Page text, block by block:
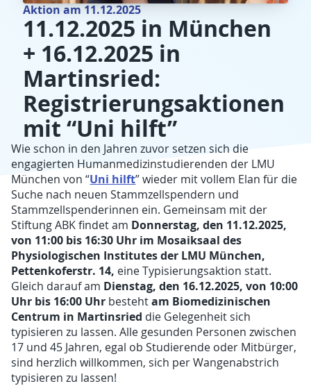
Aktion am 11.12.2025
11.12.2025 in München
+ 16.12.2025 in
Martinsried:
Registrierungsaktionen
mit “Uni hilft”
Wie schon in den Jahren zuvor setzen sich die
engagierten Humanmedizinstudierenden der LMU
München von “Uni hilft” wieder mit vollem Elan für die
Suche nach neuen Stammzellspendern und
Stammzellspenderinnen ein. Gemeinsam mit der
Stiftung ABK findet am Donnerstag, den 11.12.2025,
von 11:00 bis 16:30 Uhr im Mosaiksaal des
Physiologischen Institutes der LMU München,
Pettenkoferstr. 14, eine Typisierungsaktion statt.
Gleich darauf am Dienstag, den 16.12.2025, von 10:00
Uhr bis 16:00 Uhr bestehtam Biomedizinischen
Centrum in Martinsried die Gelegenheit sich
typisieren zu lassen. Alle gesunden Personen zwischen
17 und 45 Jahren, egal ob Studierende oder Mitbürger,
sind herzlich willkommen, sich per Wangenabstrich
typisieren zu lassen!